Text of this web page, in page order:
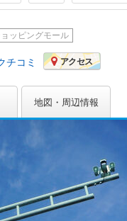
ッピングモール
チコミ アクセス
地図・周辺情報